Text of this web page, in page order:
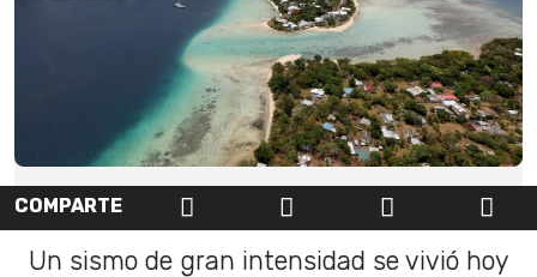
COMPARTE
Un sismo de gran intensidad se vivió hoy